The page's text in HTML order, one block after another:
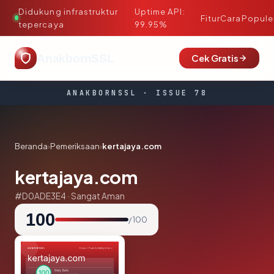
Didukung infrastruktur
tepercaya
·
Uptime API:
99.95%
FiturCara
Cek Gratis
ANAKBORNSSL · ISSUE 78
Beranda›Pemeriksaan›kertajaya.com
kertajaya.com
#D0ADE3E4 · Sangat Aman
100 / 100